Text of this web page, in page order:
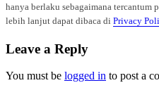
hanya berlaku sebagaimana tercantum
lebih lanjut dapat dibaca di Privacy
Leave a Reply
You must be logged in to post a